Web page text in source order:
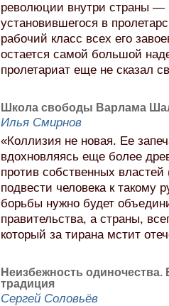
революции внутри страны —
установившегося в
рабочий класс всех его
остается самой большой
пролетариат еще не сказал
Школа свободы Варлама
Илья Смирнов
«Коллизия не новая. Ее
вдохновляясь еще более
против собственных
подвести человека к такому
борьбы нужно будет
правительства, а страны,
который за тирана мстит
Неизбежность
традиция
Сергей Соловьёв